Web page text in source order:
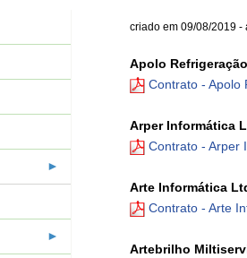
criado em 09/08/2019-
Apolo
Contrato - Apolo
Arper Informática
Contrato - Arper
Arte Informática
Contrato - Arte
Artebrilho